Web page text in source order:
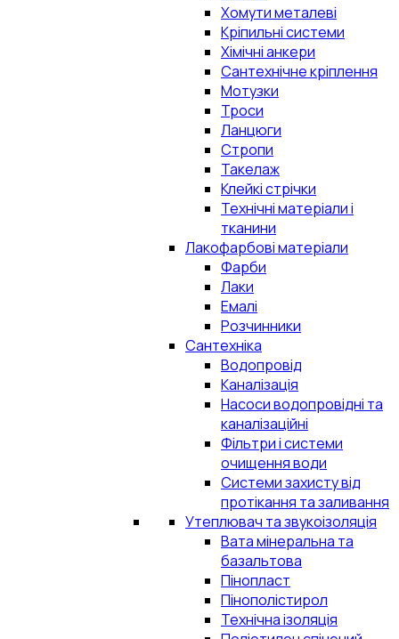
Хомути металеві
Кріпильні системи
Хімічні анкери
Сантехнічне кріплення
Мотузки
Троси
Ланцюги
Стропи
Такелаж
Клейкі стрічки
Технічні матеріали і
тканини
Лакофарбові матеріали
Фарби
Лаки
Емалі
Розчинники
Сантехніка
Водопровід
Каналізація
Насоси водопровідні та
каналізаційні
Фільтри і системи
очищення води
Системи захисту від
протікання та заливання
Утеплювач та звукоізоляція
Вата мінеральна та
базальтова
Пінопласт
Пінополістирол
Технічна ізоляція